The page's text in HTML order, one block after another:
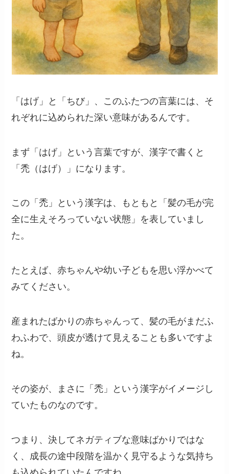
「はげ」と「ちび」、このふたつの言葉には、そ
れぞれに込められた深い意味があるんです。
まず「はげ」という言葉ですが、漢字で書くと
「禿（はげ）」になります。
この「禿」という漢字は、もともと「髪の毛が完
全に生えそろっていない状態」を表していまし
た。
たとえば、赤ちゃんや幼い子どもを思い浮かべて
みてください。
産まれたばかりの赤ちゃんって、髪の毛がまだふ
わふわで、頭皮が透けて見えることも多いですよ
ね。
その姿が、まさに「禿」という漢字がイメージし
ていたものなのです。
つまり、決してネガティブな意味ばかりではな
く、成長の途中段階を温かく見守るような気持ち